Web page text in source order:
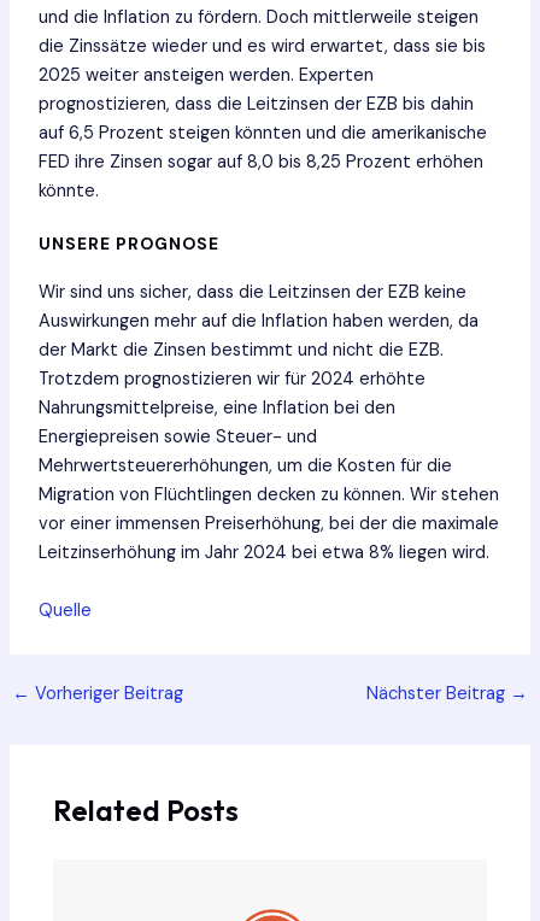
und die Inflation zu fördern. Doch mittlerweile steigen
die Zinssätze wieder und es wird erwartet, dass sie bis
2025 weiter ansteigen werden. Experten
prognostizieren, dass die Leitzinsen der EZB bis dahin
auf 6,5 Prozent steigen könnten und die amerikanische
FED ihre Zinsen sogar auf 8,0 bis 8,25 Prozent erhöhen
könnte.
UNSERE PROGNOSE
Wir sind uns sicher, dass die Leitzinsen der EZB keine
Auswirkungen mehr auf die Inflation haben werden, da
der Markt die Zinsen bestimmt und nicht die EZB.
Trotzdem prognostizieren wir für 2024 erhöhte
Nahrungsmittelpreise, eine Inflation bei den
Energiepreisen sowie Steuer- und
Mehrwertsteuererhöhungen, um die Kosten für die
Migration von Flüchtlingen decken zu können. Wir stehen
vor einer immensen Preiserhöhung, bei der die maximale
Leitzinserhöhung im Jahr 2024 bei etwa 8% liegen wird.
Quelle
Post
← Vorheriger Beitrag Nächster Beitrag →
Related Posts